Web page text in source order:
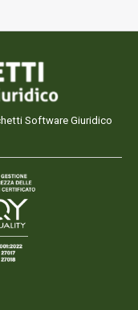
Software Giuridico